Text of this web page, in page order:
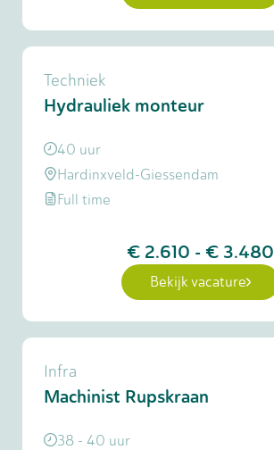
Techniek
Hydrauliek monteur
40 uur
Hardinxveld-Giessendam
Full time
€ 2.610 - € 3.480
Bekijk vacature
Infra
Machinist Rupskraan
38 - 40 uur